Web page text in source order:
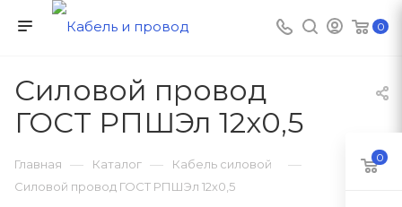
0
Силовой провод
ГОСТ РПШЭл 12х0,5
Главная — Каталог — Кабель силовой —
Силовой провод ГОСТ РПШЭл 12х0,5
0